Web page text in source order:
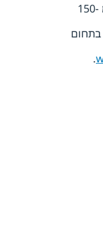
בתחום
.